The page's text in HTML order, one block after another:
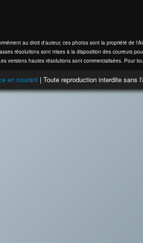
au droit d'auteur, ces photos sont la propriété de
résolutions sont mises à la disposition des coureurs
versions hautes résolutions sont commercialisées. Pour
en courant | Toute reproduction interdite sans